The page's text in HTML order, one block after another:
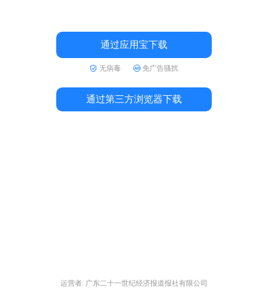
通过应用宝下载
无病毒 免广告骚扰
通过第三方浏览器下载
运营者: 广东二十一世纪经济报道报社有限公司